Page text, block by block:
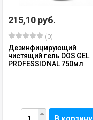
215,10 руб.
(0)
Дезинфицирующий
чистящий гель DOS GEL
PROFESSIONAL 750мл